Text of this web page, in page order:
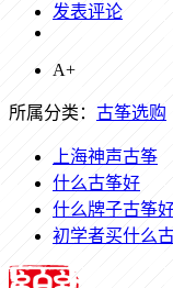
发表评论
A+
所属分类： 古筝选购
上海神声古筝
什么古筝好
什么牌子古筝
初学者买什么